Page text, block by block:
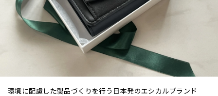
環境に配慮した製品づくりを行う日本発のエシカルブランド